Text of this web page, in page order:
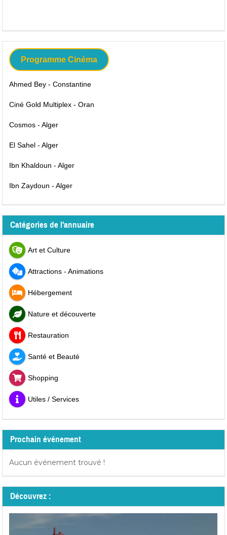
Programme Cinéma
Ahmed Bey - Constantine
Ciné Gold Multiplex - Oran
Cosmos - Alger
El Sahel - Alger
Ibn Khaldoun - Alger
Ibn Zaydoun - Alger
Catégories de l'annuaire
Art et Culture
Attractions - Animations
Hébergement
Nature et découverte
Restauration
Santé et Beauté
Shopping
Utiles / Services
Prochain événement
Aucun événement trouvé !
Découvrez :